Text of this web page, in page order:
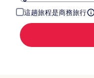
這趟旅程是商務旅行